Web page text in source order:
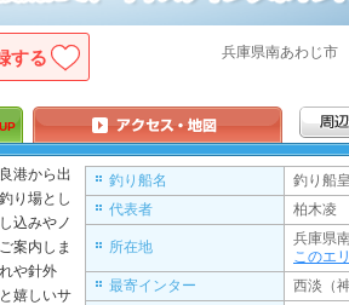
兵庫県南あわ
UP
港から出
り場とし
込みやノ
案内しま
や針外
嬉しいサ
釣り船名
釣り船
代表者
柏木凌
所在地
兵庫県
このエ
最寄インター
西淡（